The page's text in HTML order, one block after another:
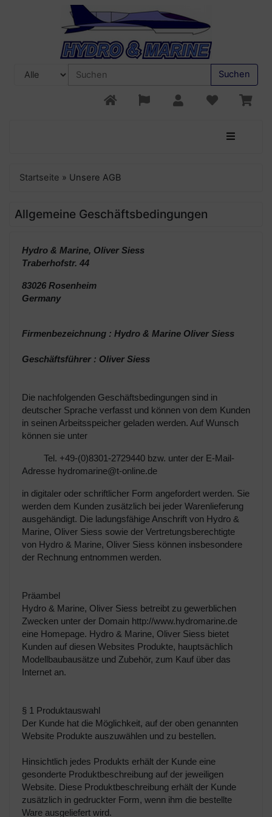
Suchen
Startseite » Unsere AGB
Allgemeine Geschäftsbedingungen
Hydro & Marine, Oliver Siess
Traberhofstr. 44
83026 Rosenheim
Germany
Firmenbezeichnung : Hydro & Marine Oliver Siess
Geschäftsführer : Oliver Siess
Die nachfolgenden Geschäftsbedingungen sind in
deutscher Sprache verfasst und können von dem Kunden
in seinen Arbeitsspeicher geladen werden. Auf Wunsch
können sie unter
Tel. +49-(0)8301-2729440 bzw. unter der E-Mail-
Adresse hydromarine@t-online.de
in digitaler oder schriftlicher Form angefordert werden. Sie
werden dem Kunden zusätzlich bei jeder Warenlieferung
ausgehändigt. Die ladungsfähige Anschrift von Hydro &
Marine, Oliver Siess sowie der Vertretungsberechtigte
von Hydro & Marine, Oliver Siess können insbesondere
der Rechnung entnommen werden.
Präambel
Hydro & Marine, Oliver Siess betreibt zu gewerblichen
Zwecken unter der Domain http://www.hydromarine.de
eine Homepage. Hydro & Marine, Oliver Siess bietet
Kunden auf diesen Websites Produkte, hauptsächlich
Modellbaubausätze und Zubehör, zum Kauf über das
Internet an.
§ 1 Produktauswahl
Der Kunde hat die Möglichkeit, auf der oben genannten
Website Produkte auszuwählen und zu bestellen.
Hinsichtlich jedes Produkts erhält der Kunde eine
gesonderte Produktbeschreibung auf der jeweiligen
Website. Diese Produktbeschreibung erhält der Kunde
zusätzlich in gedruckter Form, wenn ihm die bestellte
Ware ausgeliefert wird.